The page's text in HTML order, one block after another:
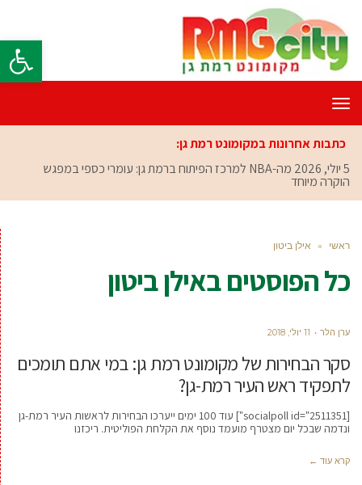
פתח
תפריט
כתבות אחרונות במקומונט רמת גן:
5 יולי, 2026
מה-NBA למרכז הפיתוח ברמת גן: עומרי כספי במפגש
הוקרה מיוחד
ראשי » אילן ביטון
כל הפוסטים באילן ביטון
ערן הלר 11 יולי, 2018
סקר הבחירות של מקומונט רמת גן: במי אתם תומכים
לתפקיד ראש העיר רמת-גן?
[socialpoll id="2511351"] עוד 100 ימים ייערכו הבחירות לראשות העיר רמת-גן
ונדמה שבכל יום מצטרף מועמד נוסף את הקלחת הפוליטית. ריכזנו
קרא עוד ←